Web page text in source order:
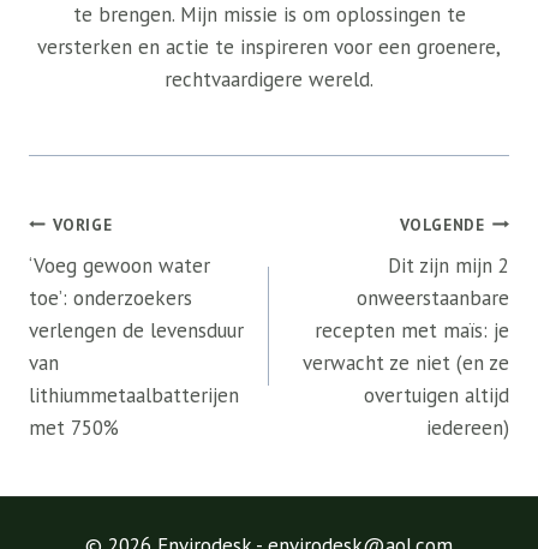
te brengen. Mijn missie is om oplossingen te
versterken en actie te inspireren voor een groenere,
rechtvaardigere wereld.
Bericht
navigatie
VORIGE
‘Voeg gewoon water
toe’: onderzoekers
verlengen de levensduur
van
lithiummetaalbatterijen
met 750%
VOLGENDE
Dit zijn mijn 2
onweerstaanbare
recepten met maïs: je
verwacht ze niet (en ze
overtuigen altijd
iedereen)